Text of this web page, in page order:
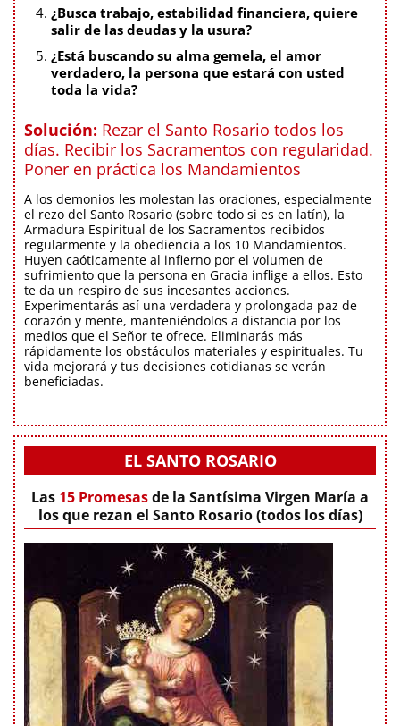
¿Busca trabajo, estabilidad financiera, quiere
salir de las deudas y la usura?
¿Está buscando su alma gemela, el amor
verdadero, la persona que estará con usted
toda la vida?
Solución: Rezar el Santo Rosario todos los
días. Recibir los Sacramentos con regularidad.
Poner en práctica los Mandamientos
A los demonios les molestan las oraciones, especialmente
el rezo del Santo Rosario (sobre todo si es en latín), la
Armadura Espiritual de los Sacramentos recibidos
regularmente y la obediencia a los 10 Mandamientos.
Huyen caóticamente al infierno por el volumen de
sufrimiento que la persona en Gracia inflige a ellos. Esto
te da un respiro de sus incesantes acciones.
Experimentarás así una verdadera y prolongada paz de
corazón y mente, manteniéndolos a distancia por los
medios que el Señor te ofrece. Eliminarás más
rápidamente los obstáculos materiales y espirituales. Tu
vida mejorará y tus decisiones cotidianas se verán
beneficiadas.
EL SANTO ROSARIO
Las 15 Promesasde la Santísima Virgen María a
los que rezan el Santo Rosario (todos los días)